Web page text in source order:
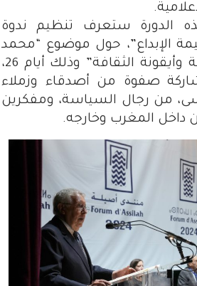
الدورة ستعرف تنظيم ندوة
الإبداع”، حول موضوع “محمد
بن عيسى..رجل الدولة وأيقونة الثقافة” وذلك أيام 26،
بمشاركة صفوة من أصدقاء وزملاء
من رجال السياسة، ومفكرين
داخل المغرب وخارجه.